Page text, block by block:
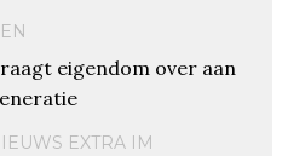
eigendom over aan
EXTRA IM